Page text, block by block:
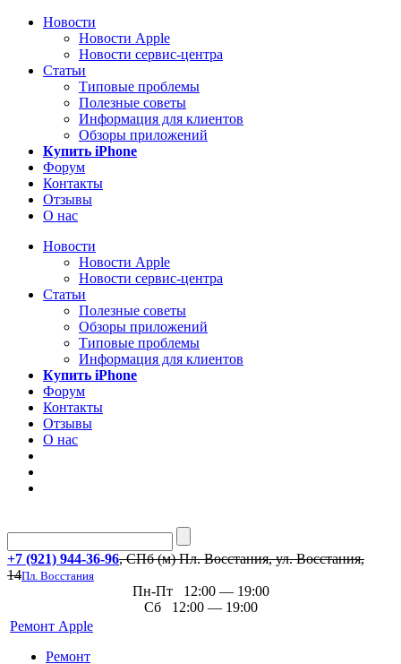
Новости
Новости Apple
Новости сервис-центра
Статьи
Типовые проблемы
Полезные советы
Информация для клиентов
Обзоры приложений
Купить iPhone
Форум
Контакты
Отзывы
О нас
Новости
Новости Apple
Новости сервис-центра
Статьи
Полезные советы
Обзоры приложений
Типовые проблемы
Информация для клиентов
Купить iPhone
Форум
Контакты
Отзывы
О нас
+7 (921) 944-36-96, СПб (м) Пл. Восстания, ул. Восстания,
14Пл. Восстания
Пн-Пт 12:00 — 19:00
Сб 12:00 — 19:00
Ремонт Apple
Ремонт